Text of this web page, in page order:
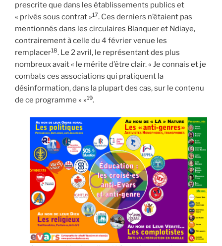
prescrite que dans les établissements publics et
« privés sous contrat »17. Ces derniers n’étaient pas
mentionnés dans les circulaires Blanquer et Ndiaye,
contrairement à celle du 4 février venue les
remplacer18. Le 2 avril, le représentant des plus
nombreux avait « le mérite d’être clair. « Je connais et je
combats ces associations qui pratiquent la
désinformation, dans la plupart des cas, sur le contenu
de ce programme » »19.